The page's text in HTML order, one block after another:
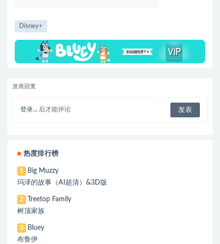
Disney+
发表回复
登录... 后才能评论
热度排行榜
1
Big Muzzy
玛泽的故事（AI超清）&3D版
2
Treetop Family
树顶家族
3
Bluey
布鲁伊